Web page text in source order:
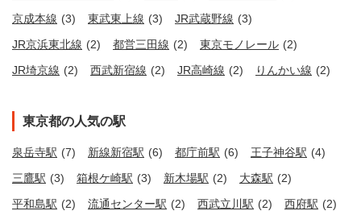
京成本線 (3) 東武東上線 (3) JR武蔵野線 (3)
JR京浜東北線 (2) 都営三田線 (2) 東京モノレール (2)
JR埼京線 (2) 西武新宿線 (2) JR高崎線 (2) りんかい線 (2)
東京都の人気の駅
泉岳寺駅 (7) 新線新宿駅 (6) 都庁前駅 (6) 王子神谷駅 (4)
三鷹駅 (3) 箱根ケ崎駅 (3) 新木場駅 (2) 大森駅 (2)
平和島駅 (2) 流通センター駅 (2) 西武立川駅 (2) 西府駅 (2)